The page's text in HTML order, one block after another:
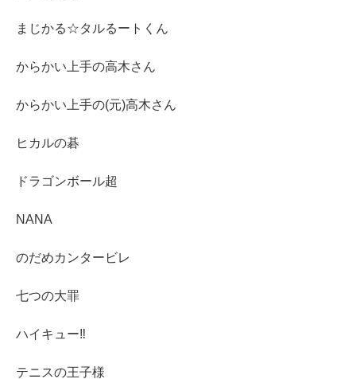
まじかる☆タルるートくん
からかい上手の高木さん
からかい上手の(元)高木さん
ヒカルの碁
ドラゴンボール超
NANA
のだめカンタービレ
七つの大罪
ハイキュー‼︎
テニスの王子様